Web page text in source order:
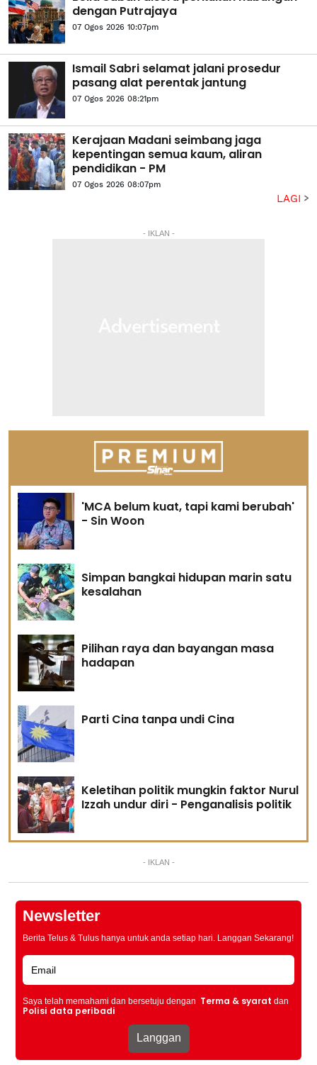
dengan Putrajaya
07 Ogos 2026 10:07pm
Ismail Sabri selamat jalani prosedur
pasang alat perentak jantung
07 Ogos 2026 08:21pm
Kerajaan Madani seimbang jaga
kepentingan semua kaum, aliran
pendidikan - PM
07 Ogos 2026 08:07pm
LAGI
- IKLAN -
'MCA belum kuat, tapi kami berubah'
- Sin Woon
Simpan bangkai hidupan marin satu
kesalahan
Pilihan raya dan bayangan masa
hadapan
Parti Cina tanpa undi Cina
Keletihan politik mungkin faktor Nurul
Izzah undur diri - Penganalisis politik
- IKLAN -
Newsletter
Berita Telus & Tulus hanya untuk anda setiap hari. Langgan Sekarang!
Saya telah memahami dan bersetuju dengan Terma & syarat dan
Polisi data peribadi